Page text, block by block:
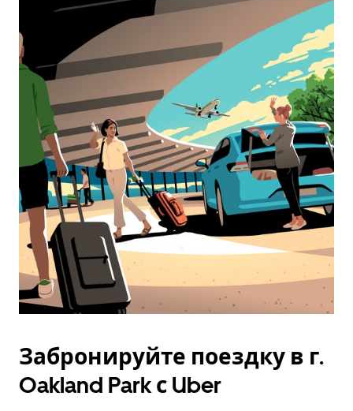
Забронируйте поездку в г.
Oakland Park с Uber